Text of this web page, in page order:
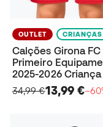
OUTLET CRIANÇAS
Calções Girona FC
Primeiro
2025-2026 Criança
34,99 €13,99 €